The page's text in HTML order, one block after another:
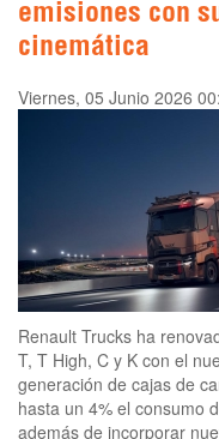
emisiones con
cinemática
Viernes, 05 Junio 2026
Renault Trucks ha
T, T High, C y K con el
generación de cajas de
hasta un 4% el consumo
además de incorporar